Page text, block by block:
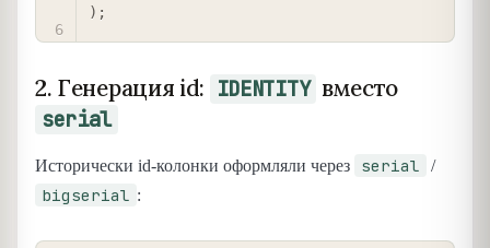
) ;
2. Генерация id: IDENTITY вместо
serial
Исторически id-колонки оформляли через serial /
bigserial :